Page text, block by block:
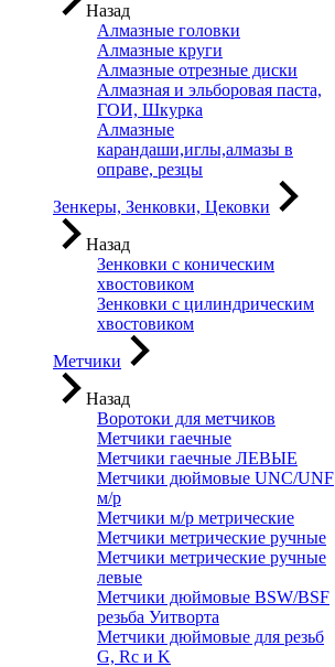
Назад
Алмазные головки
Алмазные круги
Алмазные отрезные диски
Алмазная и эльборовая паста,
ГОИ, Шкурка
Алмазные
карандаши,иглы,алмазы в
оправе, резцы
Зенкеры, Зенковки, Цековки
Назад
Зенковки с коническим
хвостовиком
Зенковки с цилиндрическим
хвостовиком
Метчики
Назад
Воротоки для метчиков
Метчики гаечные
Метчики гаечные ЛЕВЫЕ
Метчики дюймовые UNC/UNF
м/р
Метчики м/р метрические
Метчики метрические ручные
Метчики метрические ручные
левые
Метчики дюймовые BSW/BSF
резьба Уитворта
Метчики дюймовые для резьб
G, Rc и K